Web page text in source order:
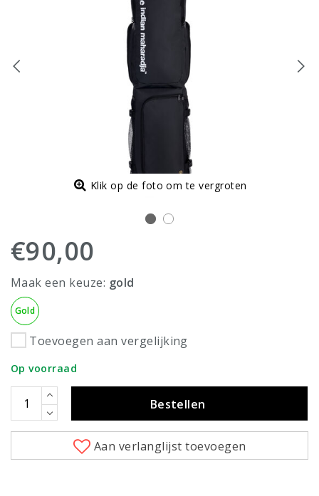
Klik op de foto om te vergroten
€90,00
Maak een keuze: gold
Gold
Toevoegen aan vergelijking
Op voorraad
Bestellen
Aan verlanglijst toevoegen